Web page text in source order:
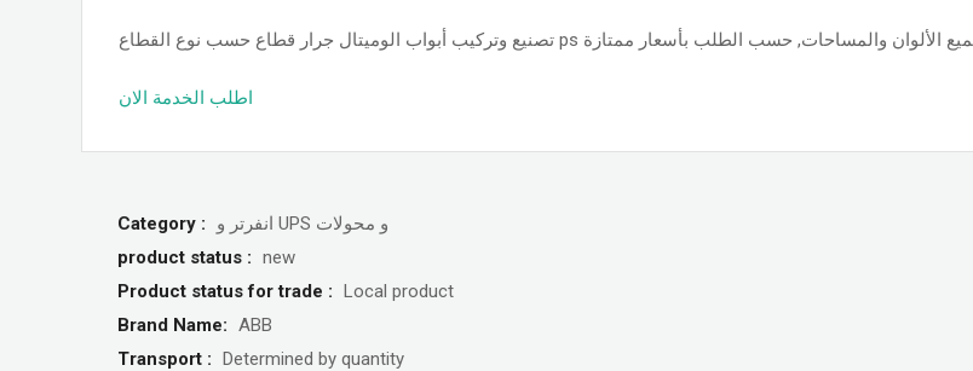
اطلب الخدمة الان
Category :
انفرتر و UPS و محولات
product status : new
Product status for trade : Local product
Brand Name: ABB
Transport : Determined by quantity